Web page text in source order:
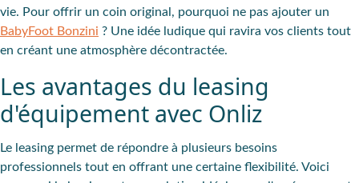
vie. Pour offrir un coin original, pourquoi ne pas ajouter un
BabyFoot Bonzini ? Une idée ludique qui ravira vos clients tout
en créant une atmosphère décontractée.
Les avantages du leasing
d'équipement avec Onliz
Le leasing permet de répondre à plusieurs besoins
professionnels tout en offrant une certaine flexibilité. Voici